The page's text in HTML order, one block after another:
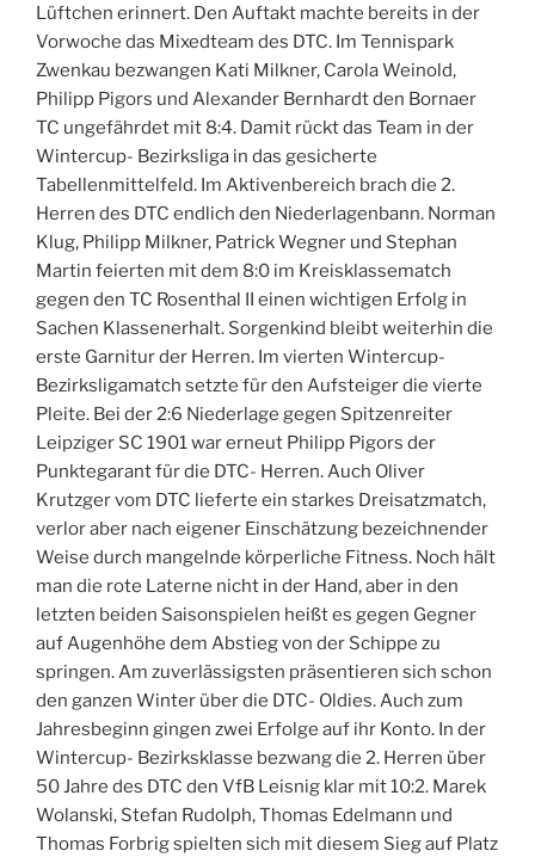
Lüftchen erinnert. Den Auftakt machte bereits in der
Vorwoche das Mixedteam des DTC. Im Tennispark
Zwenkau bezwangen Kati Milkner, Carola Weinold,
Philipp Pigors und Alexander Bernhardt den Bornaer
TC ungefährdet mit 8:4. Damit rückt das Team in der
Wintercup- Bezirksliga in das gesicherte
Tabellenmittelfeld. Im Aktivenbereich brach die 2.
Herren des DTC endlich den Niederlagenbann. Norman
Klug, Philipp Milkner, Patrick Wegner und Stephan
Martin feierten mit dem 8:0 im Kreisklassematch
gegen den TC Rosenthal II einen wichtigen Erfolg in
Sachen Klassenerhalt. Sorgenkind bleibt weiterhin die
erste Garnitur der Herren. Im vierten Wintercup-
Bezirksligamatch setzte für den Aufsteiger die vierte
Pleite. Bei der 2:6 Niederlage gegen Spitzenreiter
Leipziger SC 1901 war erneut Philipp Pigors der
Punktegarant für die DTC- Herren. Auch Oliver
Krutzger vom DTC lieferte ein starkes Dreisatzmatch,
verlor aber nach eigener Einschätzung bezeichnender
Weise durch mangelnde körperliche Fitness. Noch hält
man die rote Laterne nicht in der Hand, aber in den
letzten beiden Saisonspielen heißt es gegen Gegner
auf Augenhöhe dem Abstieg von der Schippe zu
springen. Am zuverlässigsten präsentieren sich schon
den ganzen Winter über die DTC- Oldies. Auch zum
Jahresbeginn gingen zwei Erfolge auf ihr Konto. In der
Wintercup- Bezirksklasse bezwang die 2. Herren über
50 Jahre des DTC den VfB Leisnig klar mit 10:2. Marek
Wolanski, Stefan Rudolph, Thomas Edelmann und
Thomas Forbrig spielten sich mit diesem Sieg auf Platz